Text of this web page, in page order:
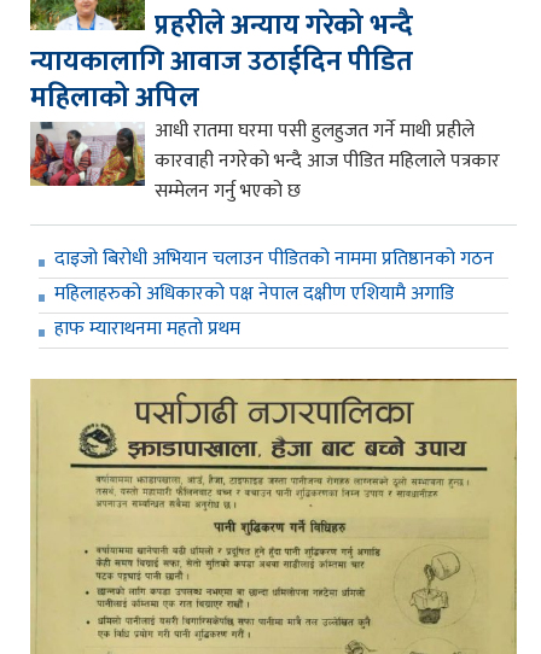
प्रहरीले अन्याय गरेको भन्दै
न्यायकालागि आवाज उठाईदिन पीडित
महिलाको अपिल
आधी रातमा घरमा पसी हुलहुजत गर्ने माथी प्रहीले
कारवाही नगरेको भन्दै आज पीडित महिलाले पत्रकार
सम्मेलन गर्नु भएको छ
दाइजो बिरोधी अभियान चलाउन पीडितको नाममा प्रतिष्ठानको गठन
महिलाहरुको अधिकारको पक्ष नेपाल दक्षीण एशियामै अगाडि
हाफ म्याराथनमा महतो प्रथम